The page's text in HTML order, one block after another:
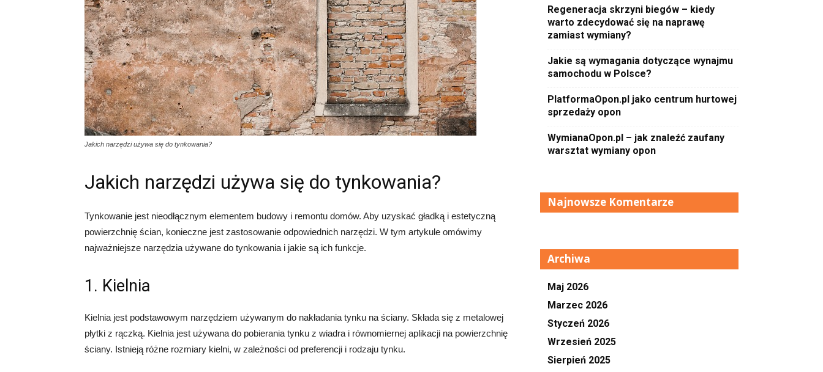
Jakich narzędzi używa się do tynkowania?
Jakich narzędzi używa się do tynkowania?
Tynkowanie jest nieodłącznym elementem budowy i remontu domów. Aby uzyskać gładką i estetyczną
powierzchnię ścian, konieczne jest zastosowanie odpowiednich narzędzi. W tym artykule omówimy
najważniejsze narzędzia używane do tynkowania i jakie są ich funkcje.
1. Kielnia
Kielnia jest podstawowym narzędziem używanym do nakładania tynku na ściany. Składa się z metalowej
płytki z rączką. Kielnia jest używana do pobierania tynku z wiadra i równomiernej aplikacji na powierzchnię
ściany. Istnieją różne rozmiary kielni, w zależności od preferencji i rodzaju tynku.
Regeneracja skrzyni biegów – kiedy
warto zdecydować się na naprawę
zamiast wymiany?
Jakie są wymagania dotyczące wynajmu
samochodu w Polsce?
PlatformaOpon.pl jako centrum hurtowej
sprzedaży opon
WymianaOpon.pl – jak znaleźć zaufany
warsztat wymiany opon
Najnowsze Komentarze
Archiwa
Maj 2026
Marzec 2026
Styczeń 2026
Wrzesień 2025
Sierpień 2025